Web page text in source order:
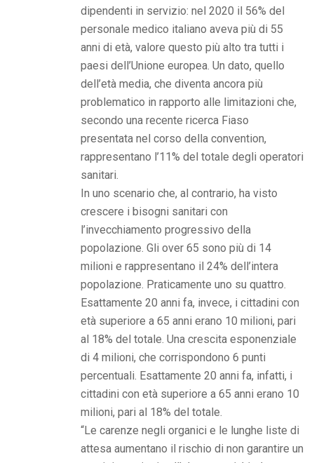
dipendenti in servizio: nel 2020 il 56% del
personale medico italiano aveva più di 55
anni di età, valore questo più alto tra tutti i
paesi dell’Unione europea. Un dato, quello
dell’età media, che diventa ancora più
problematico in rapporto alle limitazioni che,
secondo una recente ricerca Fiaso
presentata nel corso della convention,
rappresentano l’11% del totale degli operatori
sanitari.
In uno scenario che, al contrario, ha visto
crescere i bisogni sanitari con
l’invecchiamento progressivo della
popolazione. Gli over 65 sono più di 14
milioni e rappresentano il 24% dell’intera
popolazione. Praticamente uno su quattro.
Esattamente 20 anni fa, invece, i cittadini con
età superiore a 65 anni erano 10 milioni, pari
al 18% del totale. Una crescita esponenziale
di 4 milioni, che corrispondono 6 punti
percentuali. Esattamente 20 anni fa, infatti, i
cittadini con età superiore a 65 anni erano 10
milioni, pari al 18% del totale.
“Le carenze negli organici e le lunghe liste di
attesa aumentano il rischio di non garantire un